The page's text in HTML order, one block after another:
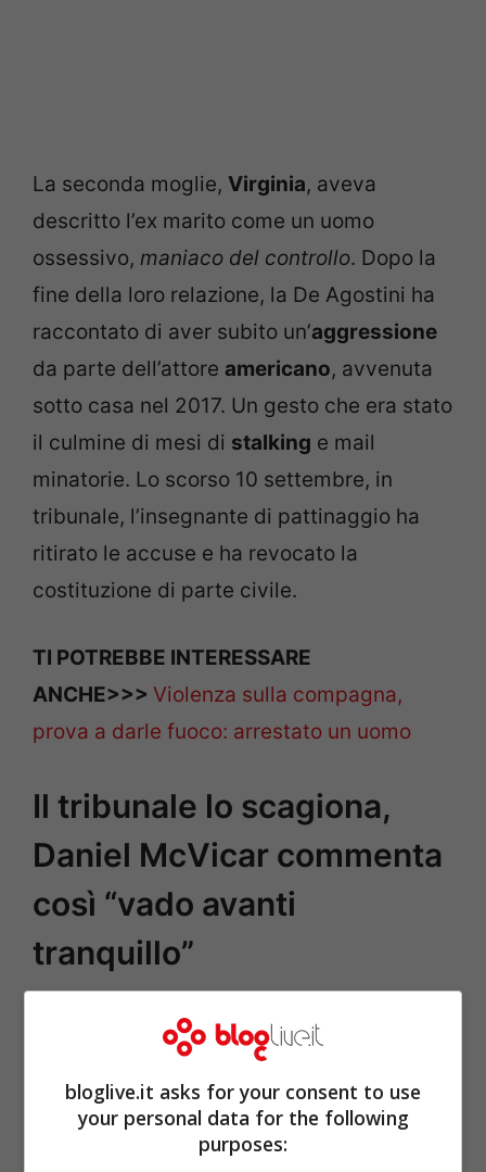
La seconda moglie, Virginia, aveva
descritto l’ex marito come un uomo
ossessivo, maniaco del controllo. Dopo la
fine della loro relazione, la De Agostini ha
raccontato di aver subito un’aggressione
da parte dell’attore americano, avvenuta
sotto casa nel 2017. Un gesto che era stato
il culmine di mesi di stalking e mail
minatorie. Lo scorso 10 settembre, in
tribunale, l’insegnante di pattinaggio ha
ritirato le accuse e ha revocato la
costituzione di parte civile.
TI POTREBBE INTERESSARE
ANCHE>>> Violenza sulla compagna,
prova a darle fuoco: arrestato un uomo
Il tribunale lo scagiona,
Daniel McVicar commenta
così “vado avanti
tranquillo”
bloglive.it asks for your consent to use
your personal data for the following
purposes: